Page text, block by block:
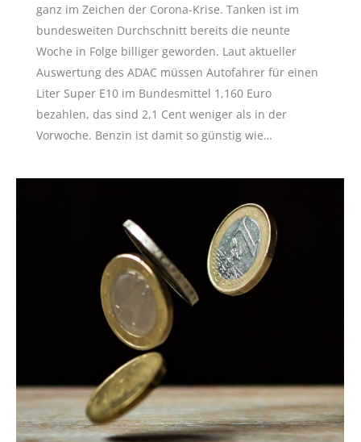
ganz im Zeichen der Corona-Krise. Tanken ist im
bundesweiten Durchschnitt bereits die neunte
Woche in Folge billiger geworden. Laut aktueller
Auswertung des ADAC müssen Autofahrer für einen
Liter Super E10 im Bundesmittel 1,160 Euro
bezahlen, das sind 2,1 Cent weniger als in der
Vorwoche. Benzin ist damit so günstig wie…